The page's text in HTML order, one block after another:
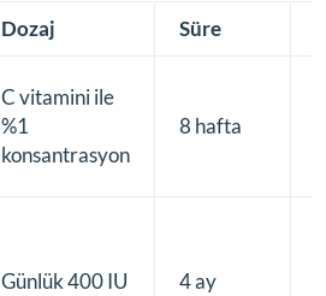
Dozaj Süre
C vitamini ile
%1
konsantrasyon
8 hafta
Günlük 400 IU 4 ay